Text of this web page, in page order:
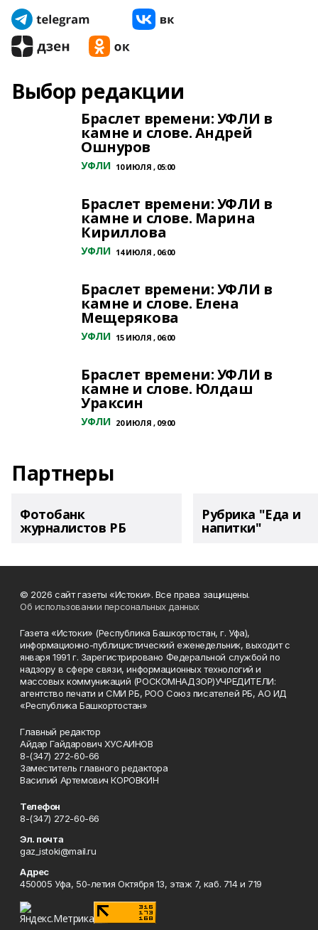
Выбор редакции
Браслет времени: УФЛИ в
камне и слове. Андрей
Ошнуров
УФЛИ 10 ИЮЛЯ , 05:00
Браслет времени: УФЛИ в
камне и слове. Марина
Кириллова
УФЛИ 14 ИЮЛЯ , 06:00
Браслет времени: УФЛИ в
камне и слове. Елена
Мещерякова
УФЛИ 15 ИЮЛЯ , 06:00
Браслет времени: УФЛИ в
камне и слове. Юлдаш
Ураксин
УФЛИ 20 ИЮЛЯ , 09:00
Партнеры
Фотобанк
журналистов РБ
Рубрика "Еда и
напитки"
© 2026 сайт газеты «Истоки». Все права защищены.
Об использовании персональных данных
Газета «Истоки» (Республика Башкортостан, г. Уфа),
информационно-публицистический еженедельник, выходит с
января 1991 г. Зарегистрировано Федеральной службой по
надзору в сфере связи, информационных технологий и
массовых коммуникаций (РОСКОМНАДЗОР)УЧРЕДИТЕЛИ:
агентство печати и СМИ РБ, РОО Союз писателей РБ, АО ИД
«Республика Башкортостан»
Главный редактор
Айдар Гайдарович ХУСАИНОВ
8-(347) 272-60-66
Заместитель главного редактора
Василий Артемович КОРОВКИН
Телефон
8-(347) 272-60-66
Эл. почта
gaz_istoki@mail.ru
Адрес
450005 Уфа, 50-летия Октября 13, этаж 7, каб. 714 и 719